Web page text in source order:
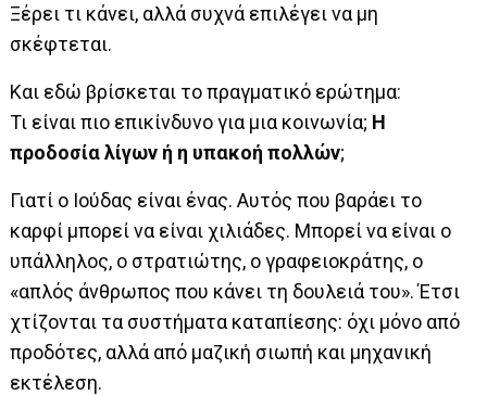
Ξέρει τι κάνει, αλλά συχνά επιλέγει να μη
σκέφτεται.
Και εδώ βρίσκεται το πραγματικό ερώτημα:
Τι είναι πιο επικίνδυνο για μια κοινωνία; Η
προδοσία λίγων ή η υπακοή πολλών;
Γιατί ο Ιούδας είναι ένας. Αυτός που βαράει το
καρφί μπορεί να είναι χιλιάδες. Μπορεί να είναι ο
υπάλληλος, ο στρατιώτης, ο γραφειοκράτης, ο
«απλός άνθρωπος που κάνει τη δουλειά του». Έτσι
χτίζονται τα συστήματα καταπίεσης: όχι μόνο από
προδότες, αλλά από μαζική σιωπή και μηχανική
εκτέλεση.